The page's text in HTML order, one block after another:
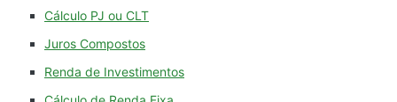
Cálculo PJ ou CLT
Juros Compostos
Renda de Investimentos